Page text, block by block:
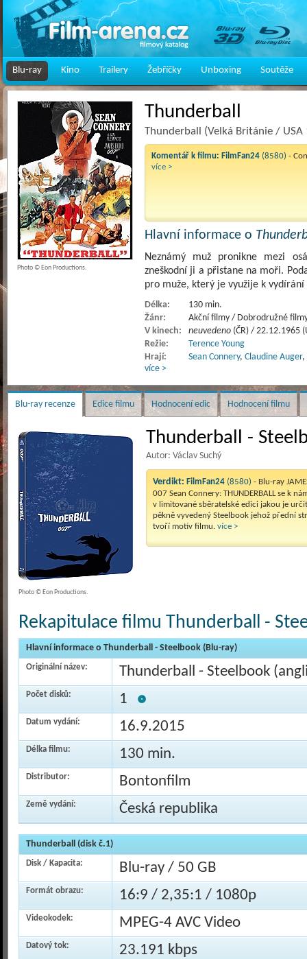
Blu-ray Kino Trailery Žebříčky Unboxing Soutěže
Thunderball
Thunderball (Velká Británie / USA
Komentář k filmu: FilmFan24 (8580) -
více >
Hlavní informace o
Neznámý muž pronikne mezi
zneškodní ji a přistane na moři.
pro muže, který je využije k
Délka:
130 min.
Žánr:
Akční filmy / Dobrodružné
V kinech:
neuvedeno (ČR) / 22.12.1965
Režie:
Terence Young
Hrají:
Sean Connery, Claudine Auger,
více >
Photo © Eon Productions.
Blu-ray recenze Edice filmu Hodnocení edic Hodnocení filmu
Thunderball -
Autor: Václav Suchý
Verdikt: FilmFan24 (8580) - Blu-ray
007 Sean Connery: THUNDERBALL se k
v limitované sběratelské edici jakou je
pěkně vyvedený Steelbook jehož přední
tvoří motiv filmu. více >
Photo © Eon Productions.
Rekapitulace filmu Thunderball -
Hlavní informace o Thunderball - Steelbook (Blu-ray)
Originální název: Thunderball - Steelbook
Počet disků: 1
Datum vydání: 16.9.2015
Délka filmu: 130 min.
Distributor: Bontonfilm
Země vydání: Česká republika
Thunderball (disk č.1)
Disk / Kapacita: Blu-ray / 50 GB
Formát obrazu: 16:9 / 2,35:1 / 1080p
Videokodek: MPEG-4 AVC Video
Datový tok: 23.191 kbps